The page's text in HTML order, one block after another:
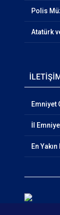
Polis
Atatürk
Emniyet
İl
En